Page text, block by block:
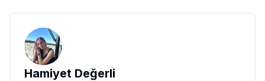
Hamiyet Değerli